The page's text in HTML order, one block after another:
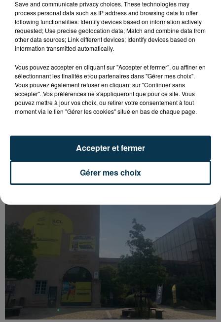
SAINT-ETIENNE : UN ENFANT DÉCÈDE APRÈS
UNE CHUTE DU 8E ÉTAGE
Save and communicate privacy choices. These technologies may
process personal data such as IP address and browsing data to offer
following functionalities: Identify devices based on information actively
requested; Use precise geolocation data; Match and combine data from
other data sources; Link different devices; Identify devices based on
information transmitted automatically.
Vous pouvez accepter en cliquant sur "Accepter et fermer", ou affiner en
sélectionnant les finalités et/ou partenaires dans "Gérer mes choix".
Vous pouvez également refuser en cliquant sur "Continuer sans
accepter". Vos préférences ne s'appliqueront que pour ce site. Vous
pouvez mettre à jour vos choix, ou retirer votre consentement à tout
moment via le lien "Gérer les cookies" situé en bas de chaque page.
Gérer mes choix
Accepter et fermer